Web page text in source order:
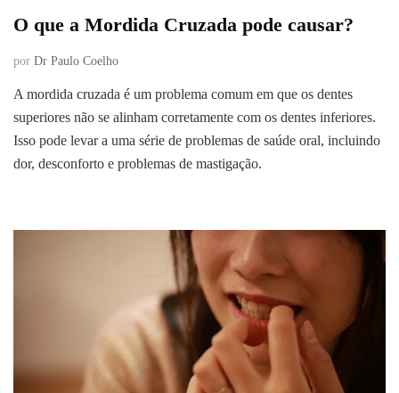
O que a Mordida Cruzada pode causar?
por Dr Paulo Coelho
A mordida cruzada é um problema comum em que os dentes
superiores não se alinham corretamente com os dentes inferiores.
Isso pode levar a uma série de problemas de saúde oral, incluindo
dor, desconforto e problemas de mastigação.